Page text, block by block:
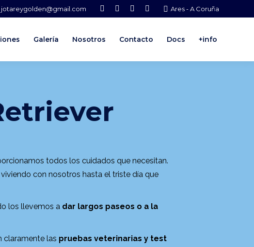
jotareygolden@gmail.com
Facebook
opens
Instagram
opens
YouTube
opens
Whatsapp
opens
Ares - A Coruña
Galería Nosotros Contacto Docs +info
todos los cuidados que necesitan.
con nosotros hasta el triste día que
los llevemos a dar largos paseos o a la
claramente las pruebas veterinarias y test